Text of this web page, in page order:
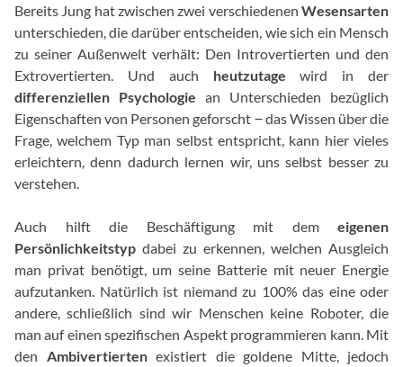
Bereits Jung hat zwischen zwei verschiedenen Wesensarten
unterschieden, die darüber entscheiden, wie sich ein Mensch
zu seiner Außenwelt verhält: Den Introvertierten und den
Extrovertierten. Und auch heutzutage wird in der
differenziellen Psychologie an Unterschieden bezüglich
Eigenschaften von Personen geforscht ‒ das Wissen über die
Frage, welchem Typ man selbst entspricht, kann hier vieles
erleichtern, denn dadurch lernen wir, uns selbst besser zu
verstehen.
Auch hilft die Beschäftigung mit dem eigenen
Persönlichkeitstyp dabei zu erkennen, welchen Ausgleich
man privat benötigt, um seine Batterie mit neuer Energie
aufzutanken. Natürlich ist niemand zu 100% das eine oder
andere, schließlich sind wir Menschen keine Roboter, die
man auf einen spezifischen Aspekt programmieren kann. Mit
den Ambivertiertenexistiert die goldene Mitte, jedoch